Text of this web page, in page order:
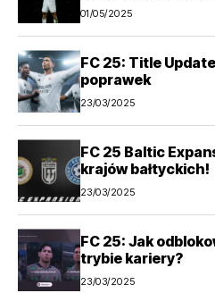
01/05/2025
FC 25: Title
poprawek
23/03/2025
FC 25 Baltic
krajów bałtyckich!
23/03/2025
FC 25: Jak
trybie kariery?
23/03/2025